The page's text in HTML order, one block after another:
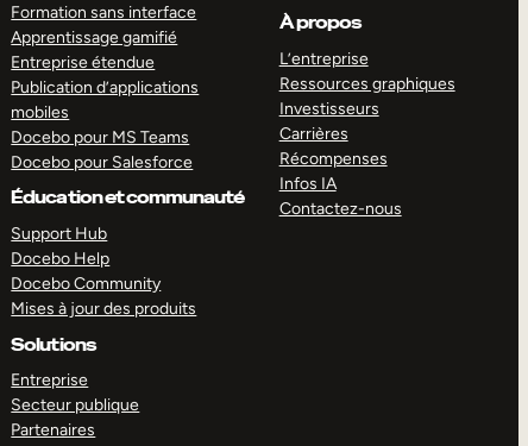
Formation sans interface
Apprentissage gamifié
Entreprise étendue
Publication d’applications
mobiles
Docebo pour MS Teams
Docebo pour Salesforce
Éducation et communauté
Support Hub
Docebo Help
Docebo Community
Mises à jour des produits
Solutions
Entreprise
Secteur publique
Partenaires
À propos
L’entreprise
Ressources graphiques
Investisseurs
Carrières
Récompenses
Infos IA
Contactez-nous